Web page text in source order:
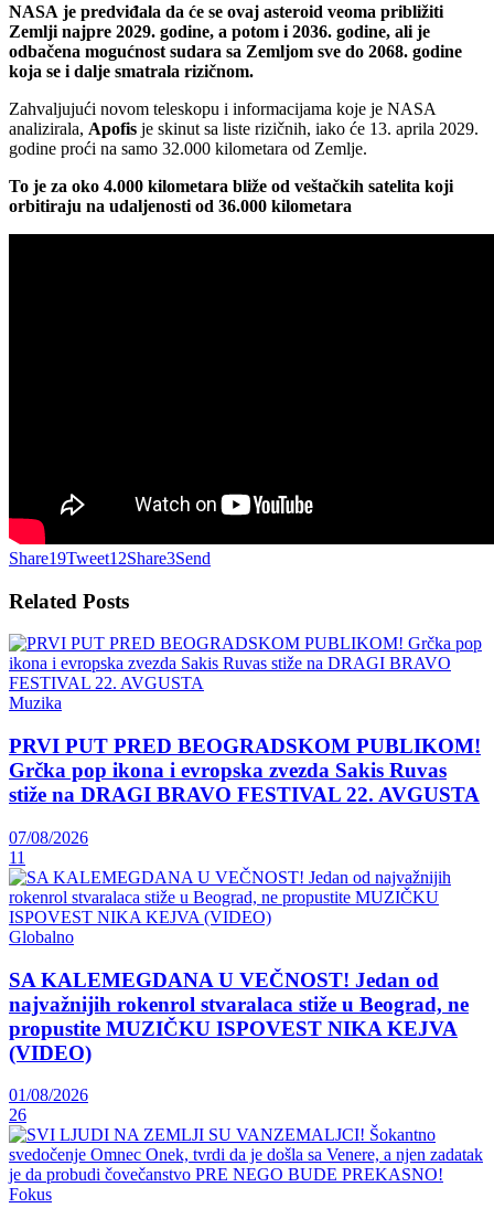
NASA je predviđala da će se ovaj asteroid veoma približiti
Zemlji najpre 2029. godine, a potom i 2036. godine, ali je
odbačena mogućnost sudara sa Zemljom sve do 2068. godine
koja se i dalje smatrala rizičnom.
Zahvaljujući novom teleskopu i informacijama koje je NASA
analizirala, Apofis je skinut sa liste rizičnih, iako će 13. aprila 2029.
godine proći na samo 32.000 kilometara od Zemlje.
To je za oko 4.000 kilometara bliže od veštačkih satelita koji
orbitiraju na udaljenosti od 36.000 kilometara
Share19Tweet12Share3Send
Related Posts
Muzika
PRVI PUT PRED BEOGRADSKOM PUBLIKOM!
Grčka pop ikona i evropska zvezda Sakis Ruvas
stiže na DRAGI BRAVO FESTIVAL 22. AVGUSTA
07/08/2026
11
Globalno
SA KALEMEGDANA U VEČNOST! Jedan od
najvažnijih rokenrol stvaralaca stiže u Beograd, ne
propustite MUZIČKU ISPOVEST NIKA KEJVA
(VIDEO)
01/08/2026
26
Fokus